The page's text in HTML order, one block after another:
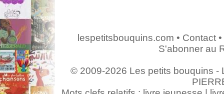
lespetitsbouquins.com • Contact•
S'abonner au
© 2009-2026 Les petits bouquins -